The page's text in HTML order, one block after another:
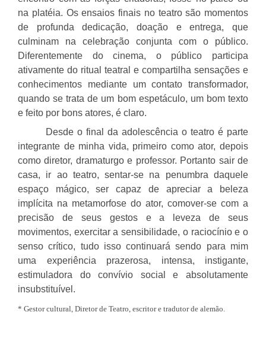
na platéia. Os ensaios finais no teatro são momentos
de profunda dedicação, doação e entrega, que
culminam na celebração conjunta com o público.
Diferentemente do cinema, o público participa
ativamente do ritual teatral e compartilha sensações e
conhecimentos mediante um contato transformador,
quando se trata de um bom espetáculo, um bom texto
e feito por bons atores, é claro.
Desde o final da adolescência o teatro é parte
integrante de minha vida, primeiro como ator, depois
como diretor, dramaturgo e professor. Portanto sair de
casa, ir ao teatro, sentar-se na penumbra daquele
espaço mágico, ser capaz de apreciar a beleza
implícita na metamorfose do ator, comover-se com a
precisão de seus gestos e a leveza de seus
movimentos, exercitar a sensibilidade, o raciocínio e o
senso crítico, tudo isso continuará sendo para mim
uma experiência prazerosa, intensa, instigante,
estimuladora do convívio social e absolutamente
insubstituível.
* Gestor cultural, Diretor de Teatro, escritor e tradutor de alemão.